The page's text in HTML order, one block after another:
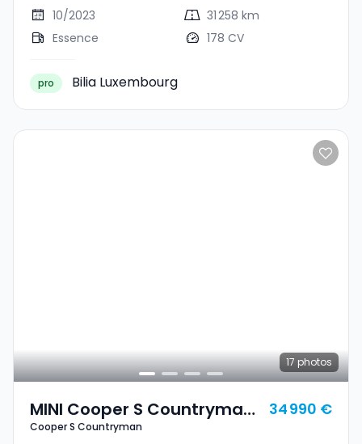
10/2023
31 258 km
Essence
178 CV
pro Bilia Luxembourg
17 photos
MINI Cooper S Countryman
Cooper S Countryman
Cooper S Countryman
34 990 €